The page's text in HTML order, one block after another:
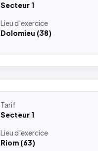
Secteur 1
Lieud'exercice
Dolomieu (38)
Tarif
Secteur 1
Lieud'exercice
Riom (63)